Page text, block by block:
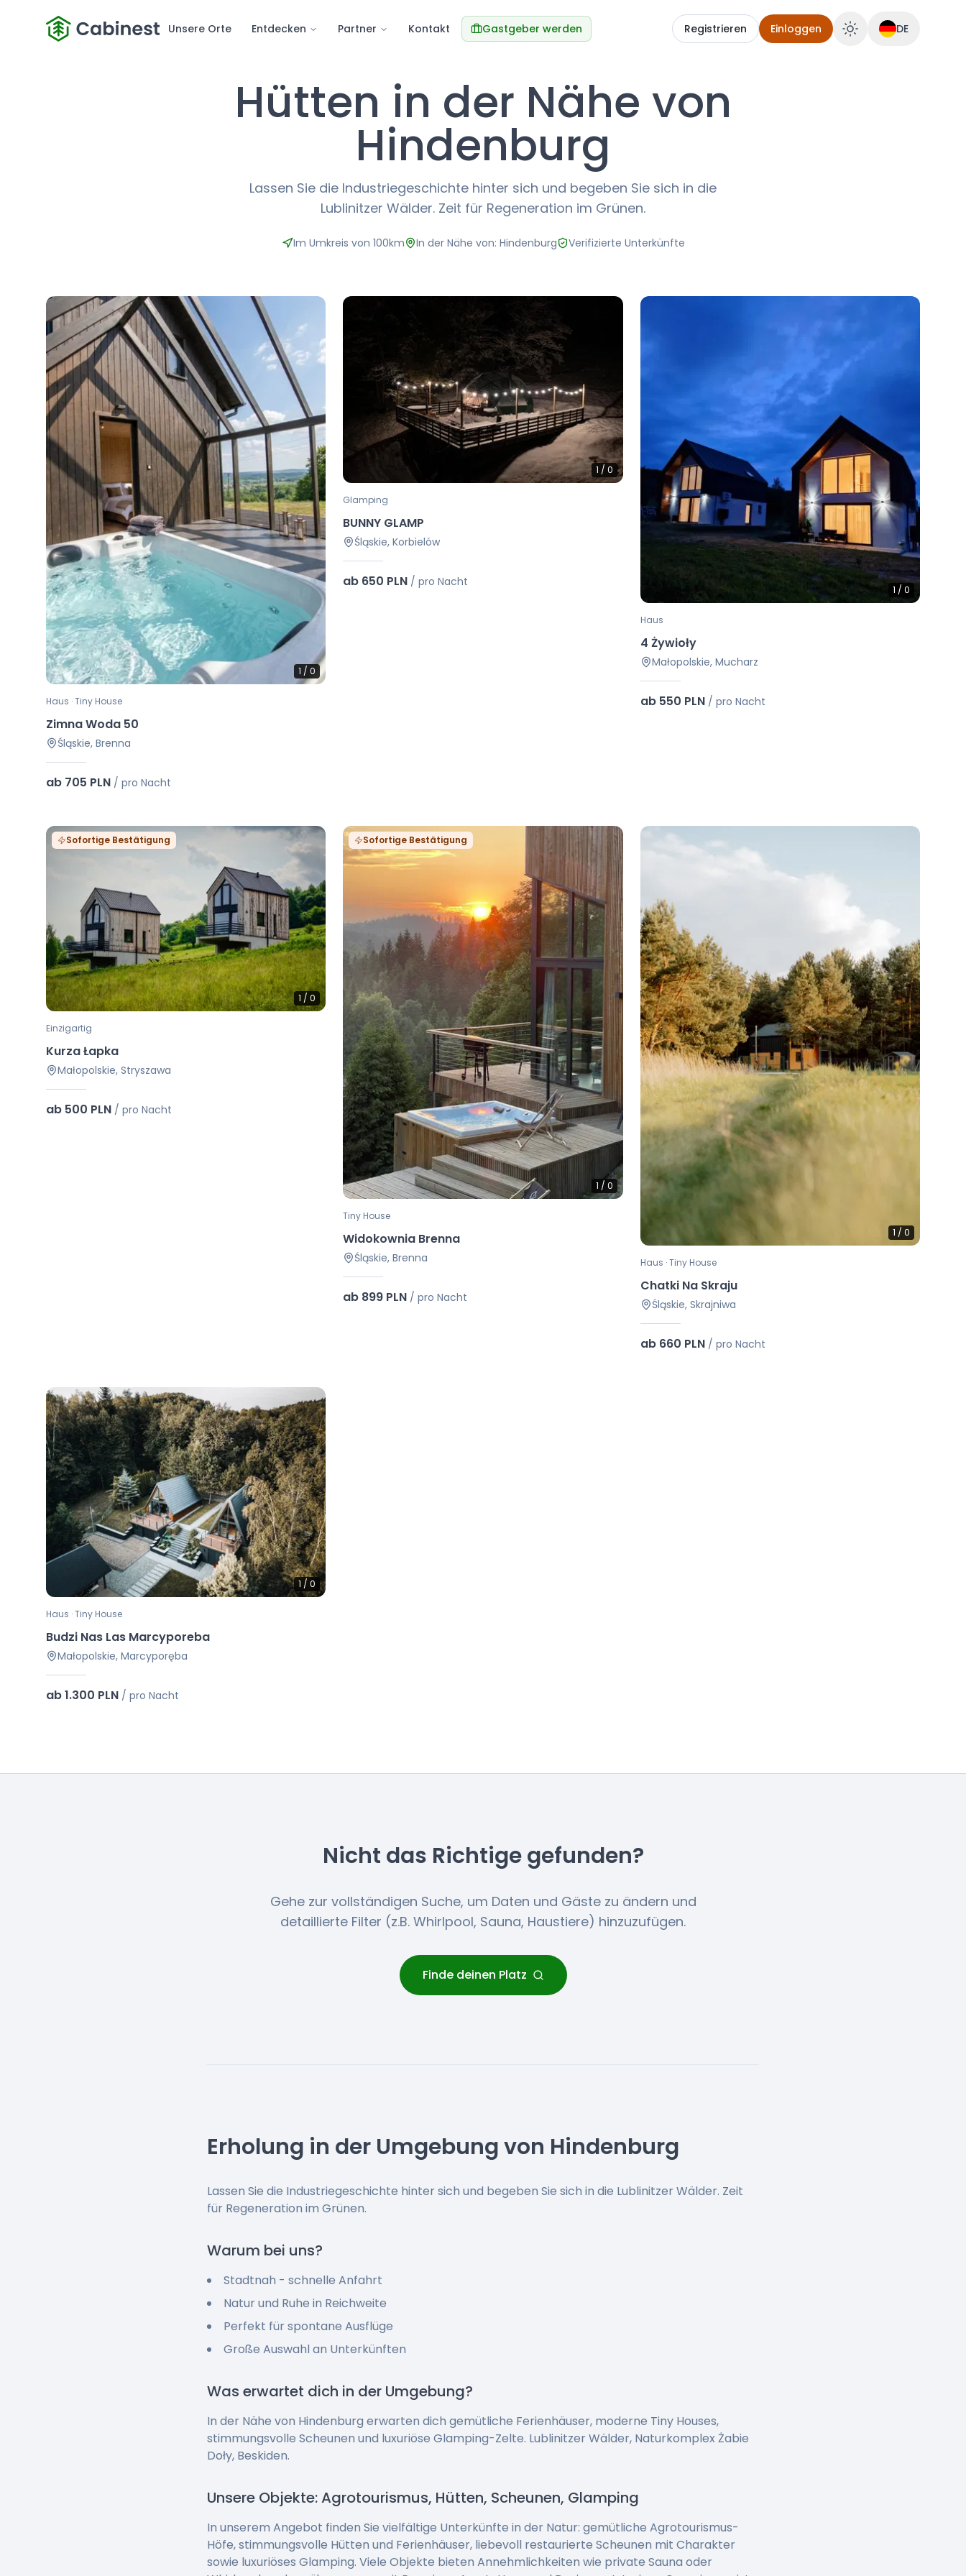
Unsere Orte Entdecken Partner Kontakt Gastgeber werden Registrieren Einloggen DE
Hütten in der Nähe von
Hindenburg
Lassen Sie die Industriegeschichte hinter sich und begeben Sie sich in die
Lublinitzer Wälder. Zeit für Regeneration im Grünen.
Im Umkreis von 100km In der Nähe von: Hindenburg Verifizierte Unterkünfte
1 /0
Haus · Tiny House
Zimna Woda 50
Śląskie, Brenna
ab 705 PLN / pro Nacht
1 / 0
Glamping
BUNNY GLAMP
Śląskie, Korbielów
ab 650 PLN /pro Nacht
1 / 0
Haus
4 Żywioły
Małopolskie, Mucharz
ab 550 PLN/ pro Nacht
Sofortige Bestätigung
1 /0
Einzigartig
Kurza Łapka
Małopolskie, Stryszawa
ab 500 PLN / pro Nacht
Sofortige Bestätigung
1 / 0
Tiny House
Widokownia Brenna
Śląskie, Brenna
ab 899 PLN /pro Nacht
1 / 0
Haus · Tiny House
Chatki Na Skraju
Śląskie, Skrajniwa
ab 660 PLN/ pro Nacht
1 /0
Haus · Tiny House
Budzi Nas Las Marcyporeba
Małopolskie, Marcyporęba
ab 1.300 PLN / pro Nacht
Nicht das Richtige gefunden?
Gehe zur vollständigen Suche, um Daten und Gäste zu ändern und
detaillierte Filter (z.B. Whirlpool, Sauna, Haustiere) hinzuzufügen.
Finde deinen Platz
Erholung in der Umgebung von Hindenburg
Lassen Sie die Industriegeschichte hinter sich und begeben Sie sich in die Lublinitzer Wälder. Zeit
für Regeneration im Grünen.
Warum bei uns?
Stadtnah - schnelle Anfahrt
Natur und Ruhe in Reichweite
Perfekt für spontane Ausflüge
Große Auswahl an Unterkünften
Was erwartet dich in der Umgebung?
In der Nähe von Hindenburg erwarten dich gemütliche Ferienhäuser, moderne Tiny Houses,
stimmungsvolle Scheunen und luxuriöse Glamping-Zelte. Lublinitzer Wälder, Naturkomplex Żabie
Doły, Beskiden.
Unsere Objekte: Agrotourismus, Hütten, Scheunen, Glamping
In unserem Angebot finden Sie vielfältige Unterkünfte in der Natur: gemütliche Agrotourismus-
Höfe, stimmungsvolle Hütten und Ferienhäuser, liebevoll restaurierte Scheunen mit Charakter
sowie luxuriöses Glamping. Viele Objekte bieten Annehmlichkeiten wie private Sauna oder